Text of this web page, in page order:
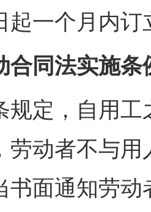
起一个月内
同法实施条
，自用工
劳动者不与
书面通知劳